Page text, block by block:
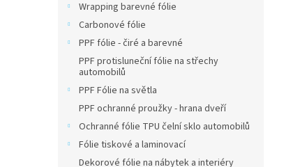
Wrapping barevné fólie
Carbonové fólie
PPF fólie - čiré a barevné
PPF protisluneční fólie na střechy
automobilů
PPF Fólie na světla
PPF ochranné proužky - hrana dveří
Ochranné fólie TPU čelní sklo automobilů
Fólie tiskové a laminovací
Dekorové fólie na nábytek a interiéry